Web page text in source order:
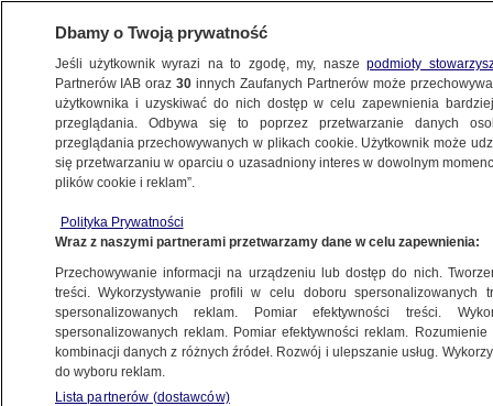
METEO
NAJNOWSZE
W Grecji odnaleziono spalone ciała 18
osób
ŚWIAT
Temperatura wyraźnie podzieli
Polskę. W prognozie widać też
gwałtowne burze
Dbamy o Twoją prywatność
Jeśli użytkownik wyrazi na to zgodę, my, naszepodmioty
Partnerów IAB oraz30 innych Zaufanych Partnerów może
użytkownika i uzyskiwać do nich dostęp w celu zapewnienia
przeglądania. Odbywa się to poprzez przetwarzanie danych
przeglądania przechowywanych w plikach cookie. Użytkownik może
się przetwarzaniu w oparciu o uzasadniony interes w dowolnym
plików cookie i reklam”.
Polityka Prywatności
Wraz z naszymi partnerami przetwarzamy dane w celu zapewnienia:
Przechowywanie informacji na urządzeniu lub dostęp do nich.
treści. Wykorzystywanie profili w celu doboru spersonalizowanych
spersonalizowanych reklam. Pomiar efektywności treści.
spersonalizowanych reklam. Pomiar efektywności reklam.
kombinacji danych z różnych źródeł. Rozwój i ulepszanie usług.
do wyboru reklam.
Lista partnerów (dostawców)